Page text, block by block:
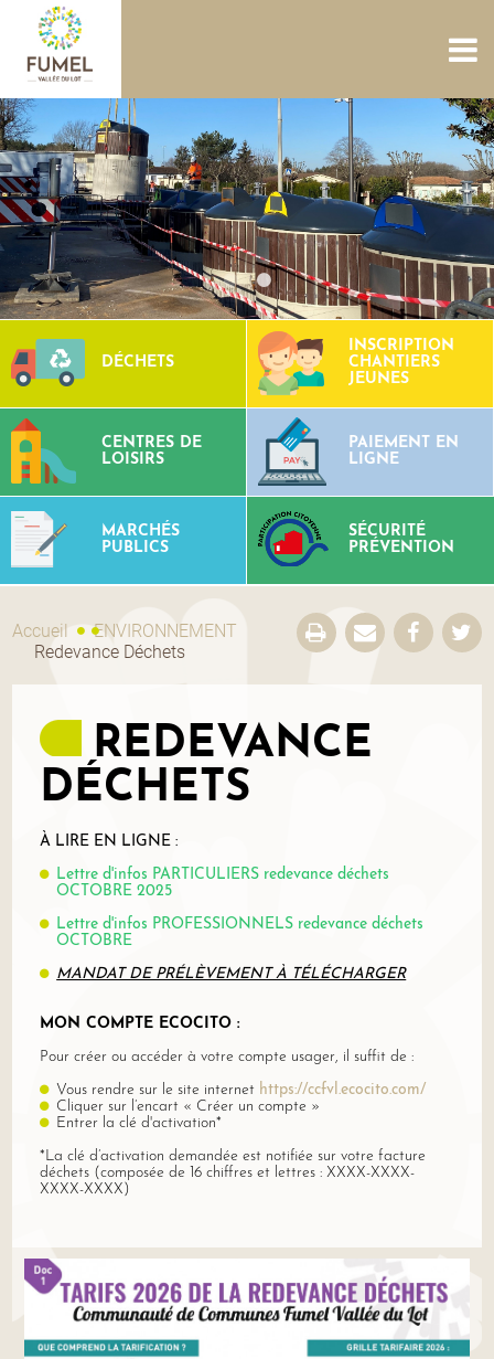
ACCUEIL NOUS CONNAÎTRE SERVICES
CULTURE PATRIMOINE SITES AQUATIQUES TOURISME
CONTACTS
DÉCHETS
INSCRIPTION
CHANTIERS
JEUNES
CENTRES DE
LOISIRS
PAIEMENT EN
LIGNE
MARCHÉS
PUBLICS
SÉCURITÉ
PRÉVENTION
Accueil
ENVIRONNEMENT
Redevance Déchets
REDEVANCE
DÉCHETS
À LIRE EN LIGNE :
Lettred'infos PARTICUL IERS redevance déchets
OCTOBRE 2025
Lettre d'infos PROFESSIONNELS redevance déchets
OCTOBRE
MANDAT DE PRÉLÈVEMENT À TÉLÉCHARGER
MON COMPTE ECOCITO :
Pour créer ou accéder à votre compte usager, il suffit de :
Vous rendre sur le site internet https://ccfvl.ecocito.com/
Cliquer sur l’encart « Créer un compte »
Entrer la clé d'activation*
*La clé d’activation demandée est notifiée sur votre facture
déchets (composée de 16 chiffres et lettres : XXXX-XXXX-
XXXX-XXXX)